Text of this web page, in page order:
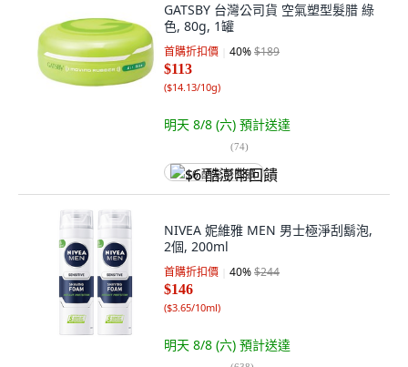
GATSBY 台灣公司貨 空氣塑型髮腊 綠
色, 80g, 1罐
首購折扣價 40%$189
$113
($14.13/10g)
明天 8/8 (六) 預計送達
(74)
$6 酷澎幣回饋
NIVEA 妮維雅 MEN 男士極淨刮鬍泡,
2個, 200ml
首購折扣價 40%$244
$146
($3.65/10ml)
明天 8/8 (六) 預計送達